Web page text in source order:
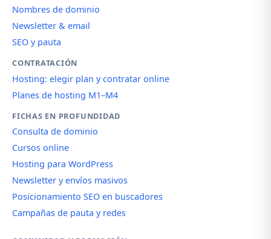
Nombres de dominio
Newsletter & email
SEO y pauta
CONTRATACIÓN
Hosting: elegir plan y contratar online
Planes de hosting M1–M4
FICHAS EN PROFUNDIDAD
Consulta de dominio
Cursos online
Hosting para WordPress
Newsletter y envíos masivos
Posicionamiento SEO en buscadores
Campañas de pauta y redes